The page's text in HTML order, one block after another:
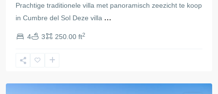
Prachtige traditionele villa met panoramisch zeezicht te koop
in Cumbre del Sol Deze villa ...
4 3 250.00 ft2